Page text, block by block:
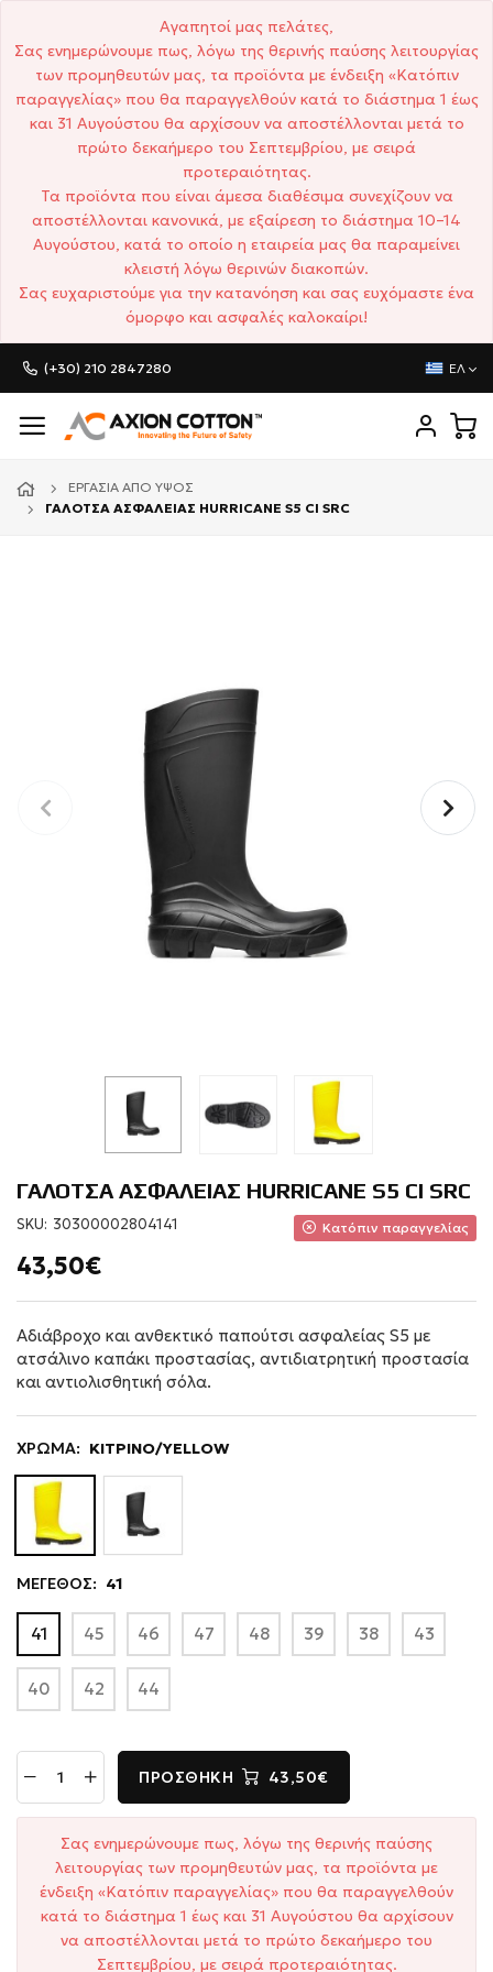
Αγαπητοί μας πελάτες,
Σας ενημερώνουμε πως, λόγω της θερινής παύσης λειτουργίας
των προμηθευτών μας, τα προϊόντα με ένδειξη «Κατόπιν
παραγγελίας» που θα παραγγελθούν κατά το διάστημα 1 έως
και 31 Αυγούστου θα αρχίσουν να αποστέλλονται μετά το
πρώτο δεκαήμερο του Σεπτεμβρίου, με σειρά
προτεραιότητας.
Τα προϊόντα που είναι άμεσα διαθέσιμα συνεχίζουν να
αποστέλλονται κανονικά, με εξαίρεση το διάστημα 10–14
Αυγούστου, κατά το οποίο η εταιρεία μας θα παραμείνει
κλειστή λόγω θερινών διακοπών.
Σας ευχαριστούμε για την κατανόηση και σας ευχόμαστε ένα
όμορφο και ασφαλές καλοκαίρι!
(+30) 210 2847280 ΕΛ
ΕΡΓΑΣΊΑ ΑΠΌ ΎΨΟΣ
ΓΑΛΟΤΣΑ ΑΣΦΑΛΕΙΑΣ HURRICANE S5 CI SRC
ΓΑΛΟΤΣΑ ΑΣΦΑΛΕΙΑΣ HURRICANE S5 CI SRC
SKU: 30300002804141 Κατόπιν παραγγελίας
43,50€
Αδιάβροχο και ανθεκτικό παπούτσι ασφαλείας S5 με
ατσάλινο καπάκι προστασίας, αντιδιατρητική προστασία
και αντιολισθητική σόλα.
ΧΡΩΜΑ: ΚΙΤΡΙΝΟ/YELLOW
ΜΕΓΕΘΟΣ: 41
41 45 46 47 48 39 38 43
40 42 44
ΠΡΟΣΘΉΚΗ 43,50€
Σας ενημερώνουμε πως, λόγω της θερινής παύσης
λειτουργίας των προμηθευτών μας, τα προϊόντα με
ένδειξη «Κατόπιν παραγγελίας» που θα παραγγελθούν
κατά το διάστημα 1 έως και 31 Αυγούστου θα αρχίσουν
να αποστέλλονται μετά το πρώτο δεκαήμερο του
Σεπτεμβρίου, με σειρά προτεραιότητας.